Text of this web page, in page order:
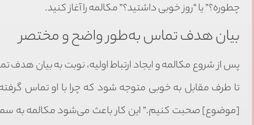
چطوره؟” یا “روز خوبی داشتید؟” مکالمه را آغاز کنید.
بیان هدف تماس به‌طور واضح و مختصر
پس از شروع مکالمه و ایجاد ارتباط اولیه، نوبت به بیان
تا طرف مقابل به خوبی متوجه شود که چرا با او تماس
[موضوع] صحبت کنیم.” این کار باعث می‌شود مکالمه به